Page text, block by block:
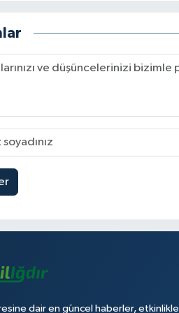
dair en güncel haberler,